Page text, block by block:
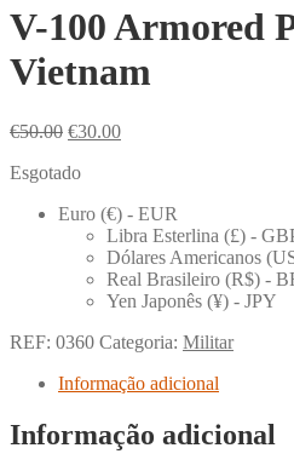
V-100 Armored
Vietnam
€50.00 O
original
€50.00.
€30.00O
€30.00.
Esgotado
Euro (€) - EUR
Libra Esterlina (£) -
Dólares Americanos
Real Brasileiro (R$) -
Yen Japonês (¥) - JPY
REF: 0360 Categoria: Militar
Informação adicional
Informação adicional